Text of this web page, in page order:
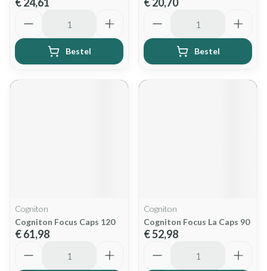
Bestel Bestel
Cogniton
Cogniton Focus Caps 120
€ 61,98
Cogniton
Cogniton Focus La Caps 90
€ 52,98